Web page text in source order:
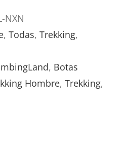
NXN
, Todas, Trekking,
, Botas
Hombre, Trekking,